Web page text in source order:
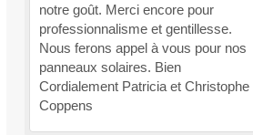
notre goût. Merci encore pour
professionnalisme et gentillesse.
Nous ferons appel à vous pour nos
panneaux solaires. Bien
Cordialement Patricia et Christophe
Coppens